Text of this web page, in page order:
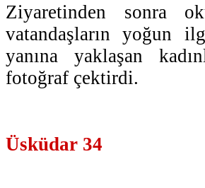
Ziyaretinden sonra
vatandaşların yoğun
yanına yaklaşan
fotoğraf çektirdi.
Üsküdar 34